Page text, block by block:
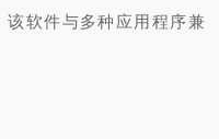
该软件与多种应用程序兼